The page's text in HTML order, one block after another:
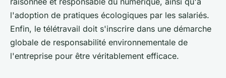
l'adoption de pratiques écologiques par les salariés.
Enfin, le télétravail doit s'inscrire dans une démarche
globale de responsabilité environnementale de
l'entreprise pour être véritablement efficace.